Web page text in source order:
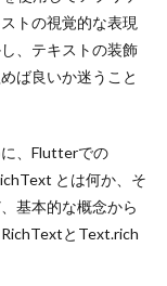
トの視覚的な表現
、テキストの装飾
ば良いか迷うこと
、Flutterでの
とは何か、そ
基本的な概念から
とText.rich